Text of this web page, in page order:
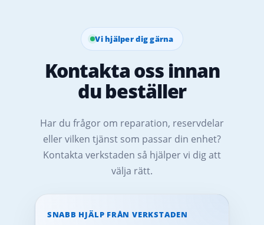
Vi hjälper dig gärna
Kontakta oss innan
du beställer
Har du frågor om reparation, reservdelar
eller vilken tjänst som passar din enhet?
Kontakta verkstaden så hjälper vi dig att
välja rätt.
SNABB HJÄLP FRÅN VERKSTADEN